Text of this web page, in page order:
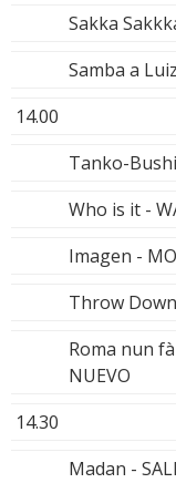
Sakka
Samba a
14.00
Tanko-
Who is it -
Imagen -
Throw
Roma nun
NUEVO
14.30
Madan -